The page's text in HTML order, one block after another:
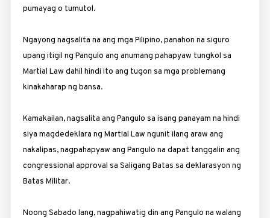
pumayag o tumutol.
Ngayong nagsalita na ang mga Pilipino, panahon na ­siguro
upang itigil ng Pangulo ang anumang pahapyaw tungkol sa
Martial Law dahil hindi ito ang tugon sa mga problemang
kinakaharap ng bansa.
Kamakailan, nagsalita ang Pangulo sa isang panayam na hindi
siya magdedeklara ng Martial Law ngunit ilang araw ang
nakalipas, nagpahapyaw ang Pangulo na dapat tanggalin ang
congressional approval sa Saligang Batas sa deklarasyon ng
Batas Militar.
Noong Sabado lang, nagpahiwatig din ang Pangulo na walang